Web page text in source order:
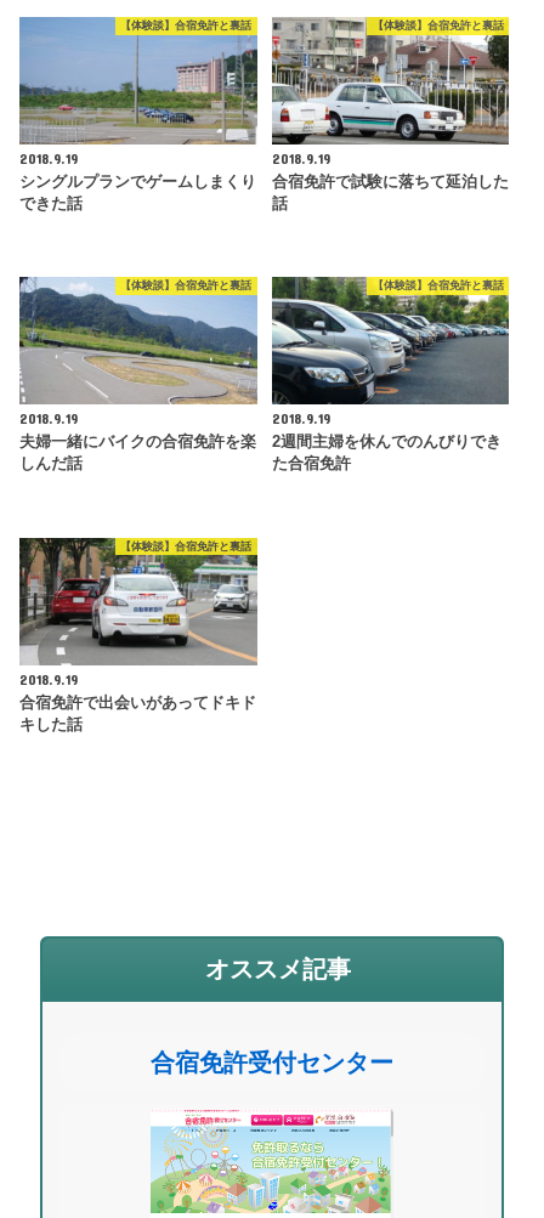
【体験談】合宿免許と裏話
2018.9.19
シングルプランでゲームしまくり
できた話
【体験談】合宿免許と裏話
2018.9.19
合宿免許で試験に落ちて延泊した
話
【体験談】合宿免許と裏話
2018.9.19
夫婦一緒にバイクの合宿免許を楽
しんだ話
【体験談】合宿免許と裏話
2018.9.19
2週間主婦を休んでのんびりでき
た合宿免許
【体験談】合宿免許と裏話
2018.9.19
合宿免許で出会いがあってドキド
キした話
オススメ記事
合宿免許受付センター